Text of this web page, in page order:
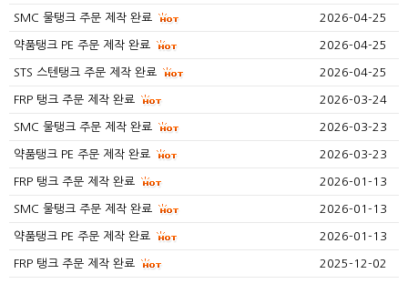
SMC 물탱크 주문 제작 완료 2026-04-25
약품탱크 PE 주문 제작 완료 2026-04-25
STS 스텐탱크 주문 제작 완료 2026-04-25
FRP 탱크 주문 제작 완료 2026-03-24
SMC 물탱크 주문 제작 완료 2026-03-23
약품탱크 PE 주문 제작 완료 2026-03-23
FRP 탱크 주문 제작 완료 2026-01-13
SMC 물탱크 주문 제작 완료 2026-01-13
약품탱크 PE 주문 제작 완료 2026-01-13
FRP 탱크 주문 제작 완료 2025-12-02